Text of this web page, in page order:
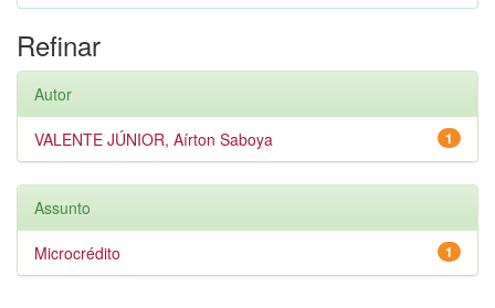
Refinar
Autor
1
VALENTE JÚNIOR, Aírton Saboya
Assunto
1
Microcrédito